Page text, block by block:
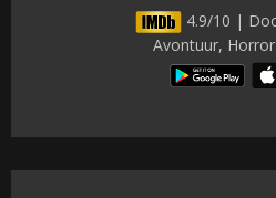
4.9/10 |
Avontuur,